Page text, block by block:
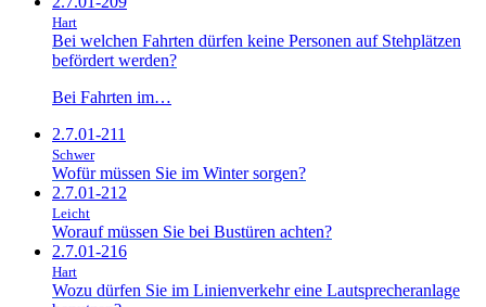
Hart
Bei welchen Fahrten dürfen keine Personen auf Stehplätzen
befördert werden?
Bei Fahrten im…
2.7.01-211
Schwer
Wofür müssen Sie im Winter sorgen?
2.7.01-212
Leicht
Worauf müssen Sie bei Bustüren achten?
2.7.01-216
Hart
Wozu dürfen Sie im Linienverkehr eine Lautsprecheranlage